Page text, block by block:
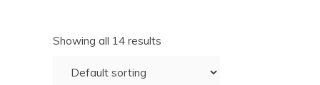
Showing all 14 results